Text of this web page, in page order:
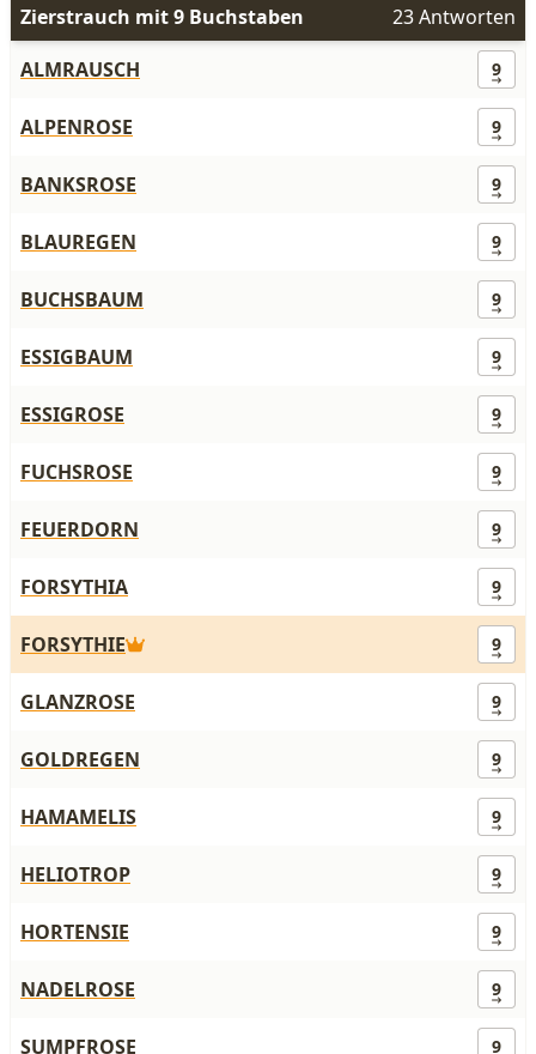
Zierstrauch mit 9 Buchstaben
23 Antworten
ALMRAUSCH
9
ALPENROSE 9
BANKSROSE 9
BLAUREGEN 9
BUCHSBAUM 9
ESSIGBAUM 9
ESSIGROSE 9
FUCHSROSE 9
FEUERDORN 9
FORSYTHIA 9
FORSYTHIE 9
GLANZROSE 9
GOLDREGEN 9
HAMAMELIS 9
HELIOTROP 9
HORTENSIE 9
NADELROSE 9
SUMPFROSE 9